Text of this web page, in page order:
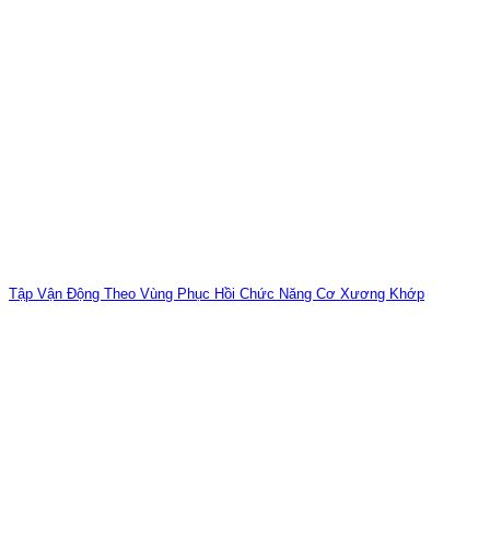
Tập Vận Động Theo Vùng Phục Hồi Chức Năng Cơ Xương Khớp